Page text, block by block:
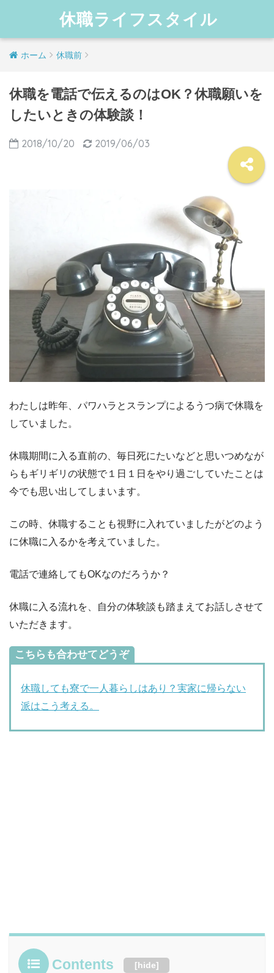
休職ライフスタイル
ホーム 休職前
休職を電話で伝えるのはOK？休職願いを
したいときの体験談！
2018/10/20 2019/06/03
わたしは昨年、パワハラとスランプによるうつ病で休職を
していました。
休職期間に入る直前の、毎日死にたいなどと思いつめなが
らもギリギリの状態で１日１日をやり過ごしていたことは
今でも思い出してしまいます。
この時、休職することも視野に入れていましたがどのよう
に休職に入るかを考えていました。
電話で連絡してもOKなのだろうか？
休職に入る流れを、自分の体験談も踏まえてお話しさせて
いただきます。
こちらも合わせてどうぞ
休職しても寮で一人暮らしはあり？実家に帰らない
派はこう考える。
Contents [hide]